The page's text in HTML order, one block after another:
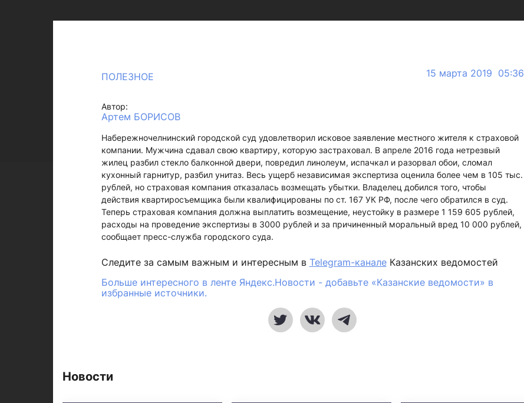
ПОЛЕЗНОЕ 15 марта 2019 05:36
Автор:
Артем БОРИСОВ
Набережночелнинский городской суд удовлетворил исковое заявление местного жителя к страховой
компании. Мужчина сдавал свою квартиру, которую застраховал. В апреле 2016 года нетрезвый
жилец разбил стекло балконной двери, повредил линолеум, испачкал и разорвал обои, сломал
кухонный гарнитур, разбил унитаз. Весь ущерб независимая экспертиза оценила более чем в 105 тыс.
рублей, но страховая компания отказалась возмещать убытки. Владелец добился того, чтобы
действия квартиросъемщика были квалифицированы по ст. 167 УК РФ, после чего обратился в суд.
Теперь страховая компания должна выплатить возмещение, неустойку в размере 1 159 605 рублей,
расходы на проведение экспертизы в 3000 рублей и за причиненный моральный вред 10 000 рублей,
сообщает пресс-служба городского суда.
Следите за самым важным и интересным в Telegram-каналеКазанских ведомостей
Больше интересного в ленте Яндекс.Новости - добавьте «Казанские ведомости» в
избранные источники.
Новости